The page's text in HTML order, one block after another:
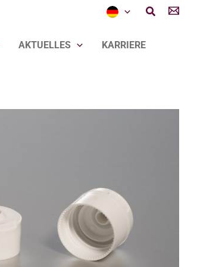
Suchen
AKTUELLES KARRIERE